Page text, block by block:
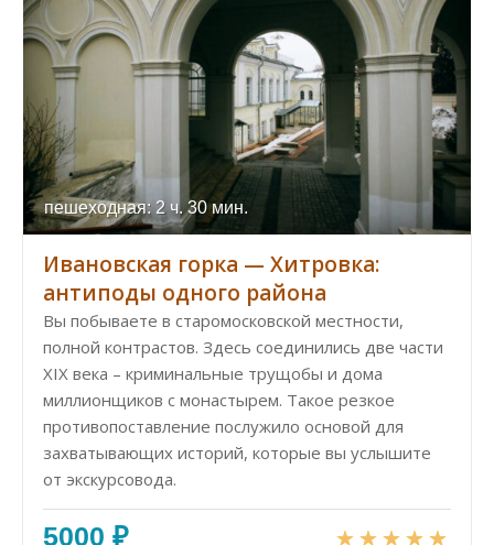
пешеходная: 2 ч. 30 мин.
Ивановская горка — Хитровка:
антиподы одного района
Вы побываете в старомосковской местности,
полной контрастов. Здесь соединились две части
XIX века – криминальные трущобы и дома
миллионщиков с монастырем. Такое резкое
противопоставление послужило основой для
захватывающих историй, которые вы услышите
от экскурсовода.
5000 ₽